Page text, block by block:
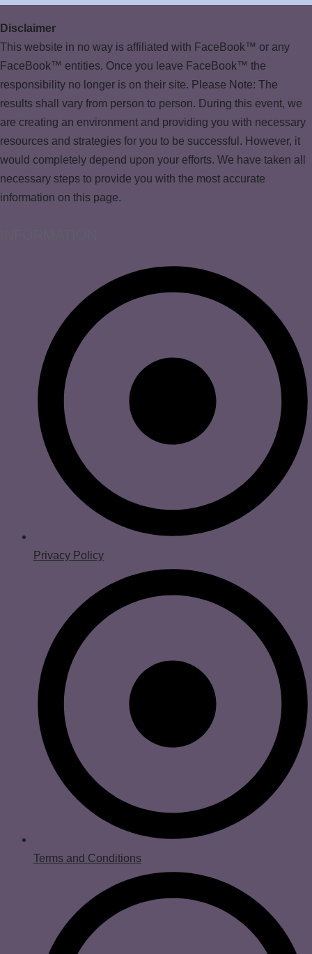
Disclaimer
This website in no way is affiliated with FaceBook™ or any
FaceBook™ entities. Once you leave FaceBook™ the
responsibility no longer is on their site. Please Note: The
results shall vary from person to person. During this event, we
are creating an environment and providing you with necessary
resources and strategies for you to be successful. However, it
would completely depend upon your efforts. We have taken all
necessary steps to provide you with the most accurate
information on this page.
Privacy Policy
Terms and Conditions